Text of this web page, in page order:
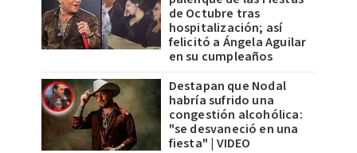
de Octubre tras
hospitalización; así
felicitó a Ángela Aguilar
en su cumpleaños
Destapan que Nodal
habría sufrido una
congestión alcohólica:
"se desvaneció en una
fiesta" | VIDEO